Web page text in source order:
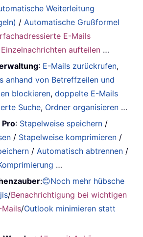
Weiterleitung
/ Automatische Grußformel
E-Mails
aufteilen …
: E-Mails zurückrufen,
anhand von Betreffzeilen und
blockieren,doppelte E-Mails
Suche, Ordner organisieren …
Pro: Stapelweise speichern /
/ Stapelweise komprimieren /
/ Automatisch abtrennen /
…
:😊Noch mehr hübsche
/Benachrichtigung bei wichtigen
Mails/Outlook minimieren statt